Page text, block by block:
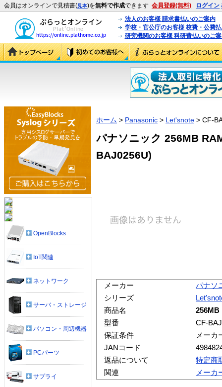
会員はオンラインで見積書(見本)を無料で作成できます 会員登録(無料) ログイン
法人のお客様 請求書払いのご案内
学校・官公庁のお客様 校費・公費
研究機関のお客様 科研費払いのご
ホーム > Panasonic > Let'snote > CF-
パナソニック 256MB
BAJ0256U)
メーカー
パナソ
シリーズ
商品名
256MB
型番
CF-
保証条件
メーカ
JANコード
返品について
特定商
関連
メーカ
OpenBlocks
IoT関連
ネットワーク
サーバ・ストレージ
パソコン・周辺機器
PCパーツ
サプライ